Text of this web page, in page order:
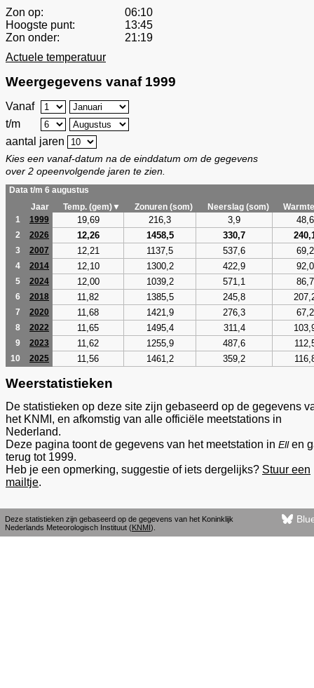
Zon op:
06:10
Hoogste punt:
13:45
Zon onder:
21:19
Actuele temperatuur
Weergegevens vanaf 1999
Vanaf
t/m
aantal jaren
Kies een vanaf-datum na de einddatum om de gegevens
over 2 opeenvolgende jaren te zien.
Data t/m 6 augustus
Jaar
Temp. (gem)▼ Zonuren (som) Neerslag (som)
1
1999 19,69 216,3 3,9 48,6
2 2026 12,26 1458,5 330,7
3 2007 12,21 1137,5 537,6 69,2
4 2014 12,10 1300,2 422,9 92,0
5 2024 12,00 1039,2 571,1 86,7
6 2018 11,82 1385,5 245,8
7 2020 11,68 1421,9 276,3 67,2
8 2022 11,65 1495,4 311,4
9 2023 11,62 1255,9 487,6
10 2025 11,56 1461,2 359,2
Weerstatistieken
De statistieken op deze site zijn gebaseerd op de gegevens
het KNMI, en afkomstig van alle officiële meetstations in
Nederland.
Deze pagina toont de gegevens van het meetstation in Ellen
terug tot 1999.
Heb je een opmerking, suggestie of iets dergelijks? Stuur een
mailtje.
Deze statistieken zijn gebaseerd op de gegevens van het Koninklijk
Nederlands Meteorologisch Instituut (KNMI).